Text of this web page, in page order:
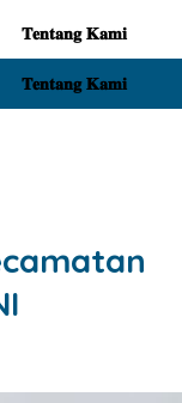
𝐓𝐞𝐧𝐭𝐚𝐧𝐠 𝐊𝐚𝐦𝐢
𝐓𝐞𝐧𝐭𝐚𝐧𝐠 𝐊𝐚𝐦𝐢